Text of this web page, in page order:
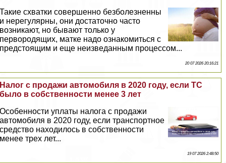
Такие схватки совершенно безболезненны
и нерегулярны, они достаточно часто
возникают, но бывают только у
первородящих, матке надо ознакомиться с
предстоящим и еще неизведанным процессом...
20 07 2026 20:16:21
Налог с продажи автомобиля в 2020 году, если ТС
было в собственности менее 3 лет
Особенности уплаты налога с продажи
автомобиля в 2020 году, если трaнcпортное
средство находилось в собственности
менее трех лет...
19 07 2026 2:48:50